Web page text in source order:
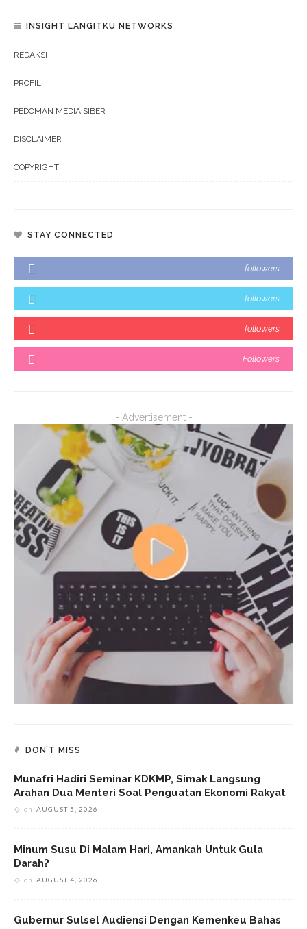
INSIGHT LANGITKU NETWORKS
REDAKSI
PROFIL
PEDOMAN MEDIA SIBER
DISCLAIMER
COPYRIGHT
STAY CONNECTED
followers
followers
followers
Followers
- Advertisement -
DON’T MISS
Munafri Hadiri Seminar KDKMP, Simak Langsung
Arahan Dua Menteri Soal Penguatan Ekonomi Rakyat
on AUGUST 5, 2026
Minum Susu Di Malam Hari, Amankah Untuk Gula
Darah?
on AUGUST 4, 2026
Gubernur Sulsel Audiensi Dengan Kemenkeu Bahas